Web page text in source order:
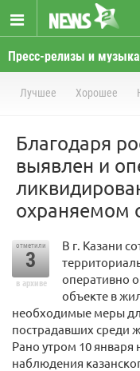
Пресс-релизы и музыка
Лучшее Хорошее
Благодаря
выявлен и
охраняемом
отметили
3
в архиве
В г. Казани
оперативно
объекте в
необходимые меры
пострадавших среди
Рано утром 10 января
наблюдения